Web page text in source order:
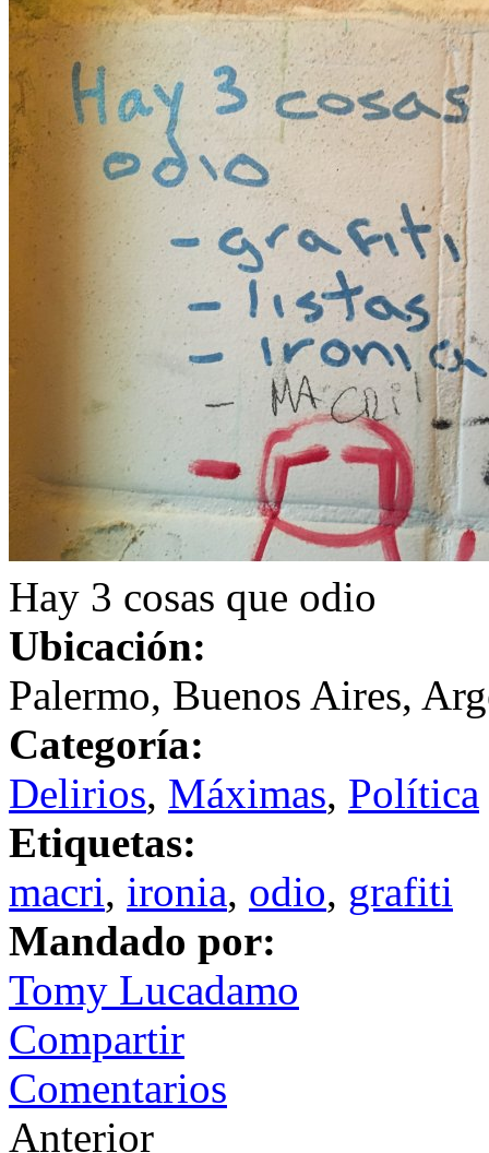
Hay 3 cosas que odio
Ubicación:
Palermo, Buenos Aires,
Categoría:
Delirios, Máximas, Política
Etiquetas:
macri, ironia, odio, grafiti
Mandado por:
Tomy Lucadamo
Compartir
Comentarios
Anterior